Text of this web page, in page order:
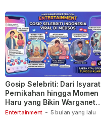
Entertainment - 5 bulan yang lalu
Gosip Selebriti: Dari Isyarat
Pernikahan hingga Momen
Haru yang Bikin Warganet
Berspekulasi